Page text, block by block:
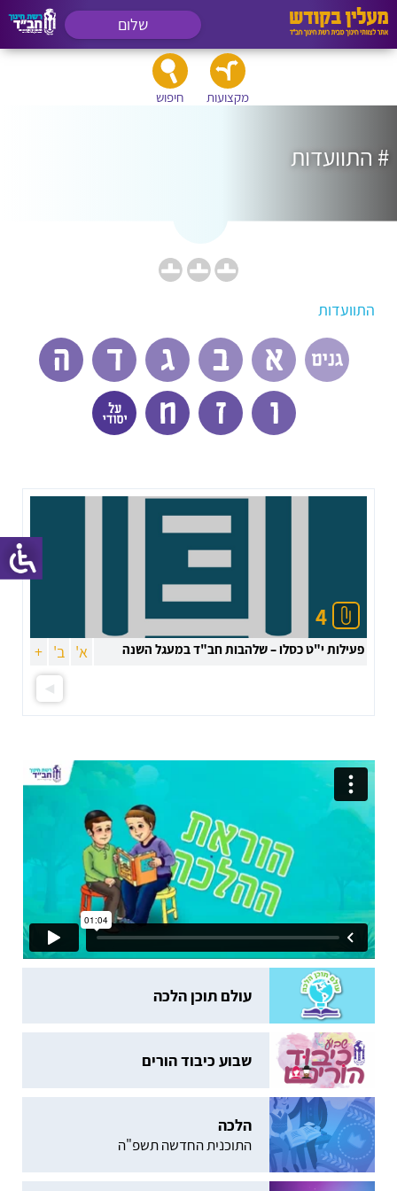
שלום
מקצועות חיפוש
# התוועדות
התוועדות
4
פעילות י"ט כסלו – שלהבות חב"ד במעגל השנה א' ב' +
עולם תוכן הלכה
שבוע כיבוד הורים
הלכה
התוכנית החדשה תשפ"ה